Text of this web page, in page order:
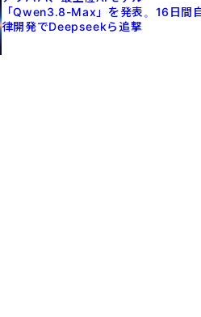
「Qwen3.8-Max」を発表。16日間
律開発でDeepseekら追撃